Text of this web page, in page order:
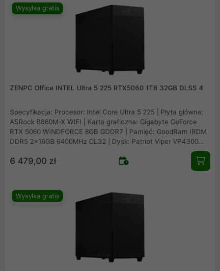
Wysyłka gratis
ZENPC Office INTEL Ultra 5 225 RTX5060 1TB 32GB DLSS 4
Specyfikacja: Procesor: Intel Core Ultra 5 225 | Płyta główna:
ASRock B860M-X WIFI | Karta graficzna: Gigabyte GeForce
RTX 5060 WINDFORCE 8GB GDDR7 | Pamięć: GoodRam IRDM
DDR5 2x16GB 6400MHz CL32 | Dysk: Patriot Viper VP4300
Lite 1TB M.2 PCIe NVMe Gen4 | Obudowa: Asus Prime AP201
Mesh | Zasilacz: Seasonic B12 BM-550 80Plus Bronze 550W |
Chłodzenie procesora: Arctic Freezer 36 Black | Wentylatory:
6 479,00 zł
Wysyłka gratis